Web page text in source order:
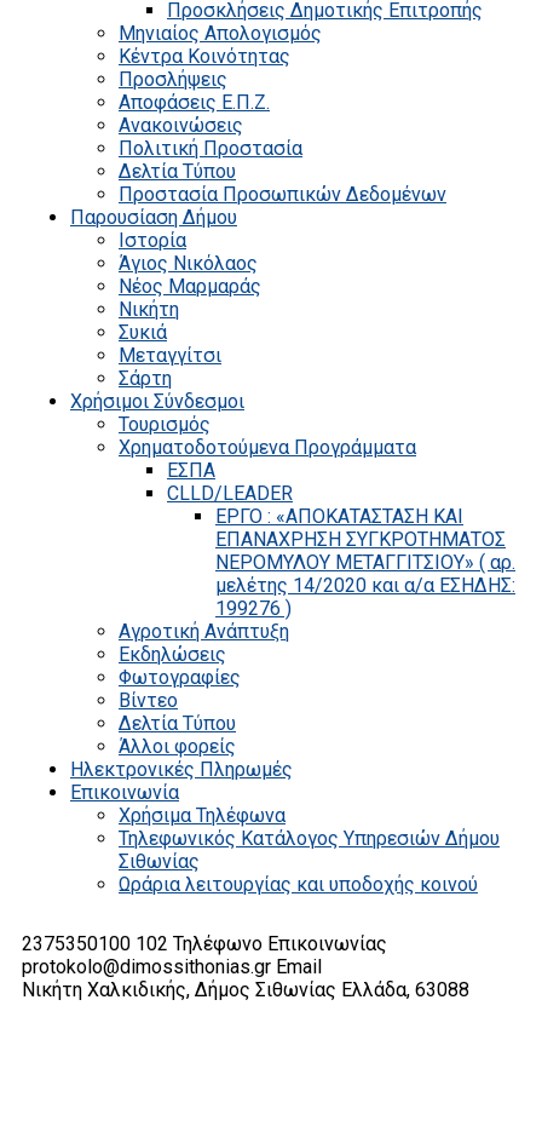
Προσκλήσεις Δημοτικής Επιτροπής
Μηνιαίος Απολογισμός
Κέντρα Κοινότητας
Προσλήψεις
Αποφάσεις Ε.Π.Ζ.
Ανακοινώσεις
Πολιτική Προστασία
Δελτία Τύπου
Προστασία Προσωπικών Δεδομένων
Παρουσίαση Δήμου
Ιστορία
Άγιος Νικόλαος
Νέος Μαρμαράς
Νικήτη
Συκιά
Μεταγγίτσι
Σάρτη
Χρήσιμοι Σύνδεσμοι
Τουρισμός
Χρηματοδοτούμενα Προγράμματα
ΕΣΠΑ
CLLD/LEADER
ΕΡΓΟ : «ΑΠΟΚΑΤΑΣΤΑΣΗ ΚΑΙ
ΕΠΑΝΑΧΡΗΣΗ ΣΥΓΚΡΟΤΗΜΑΤΟΣ
ΝΕΡΟΜΥΛΟΥ ΜΕΤΑΓΓΙΤΣΙΟΥ» ( αρ.
μελέτης 14/2020 και α/α ΕΣΗΔΗΣ:
199276 )
Αγροτική Ανάπτυξη
Εκδηλώσεις
Φωτογραφίες
Βίντεο
Δελτία Τύπου
Άλλοι φορείς
Ηλεκτρονικές Πληρωμές
Επικοινωνία
Χρήσιμα Τηλέφωνα
Τηλεφωνικός Κατάλογος Υπηρεσιών Δήμου
Σιθωνίας
Ωράρια λειτουργίας και υποδοχής κοινού
2375350100 102 Τηλέφωνο Επικοινωνίας
protokolo@dimossithonias.gr Email
Νικήτη Χαλκιδικής, Δήμος Σιθωνίας Ελλάδα, 63088